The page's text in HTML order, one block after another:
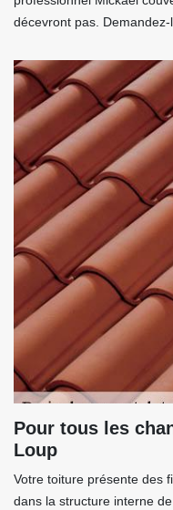
décevront pas.
Pour tous les
Loup
Votre toiture présente des
dans la structure interne